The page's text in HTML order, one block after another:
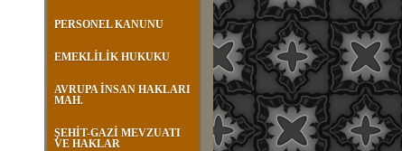
PERSONEL KANUNU
EMEKLİLİK HUKUKU
AVRUPA İNSAN HAKLARI
MAH.
ŞEHİT-GAZİ MEVZUATI
VE HAKLAR